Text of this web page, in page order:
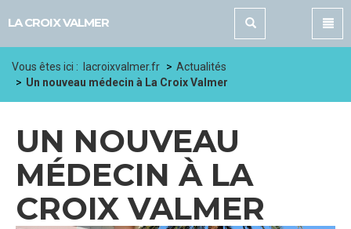
LA CROIX VALMER
Vous êtes ici : lacroixvalmer.fr
Actualités
Un nouveau médecin à La Croix Valmer
UN NOUVEAU
MÉDECIN À LA
CROIX VALMER